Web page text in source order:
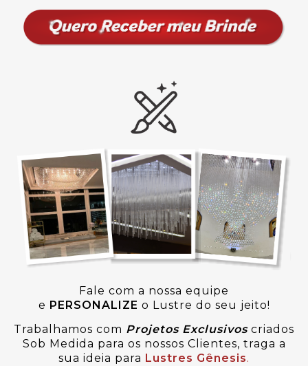
Fale com a nossa equipe
e PERSONALIZE o Lustre do seu jeito!
Trabalhamos com Projetos Exclusivoscriados
Sob Medida para os nossos Clientes, traga a
sua ideia para Lustres Gênesis.